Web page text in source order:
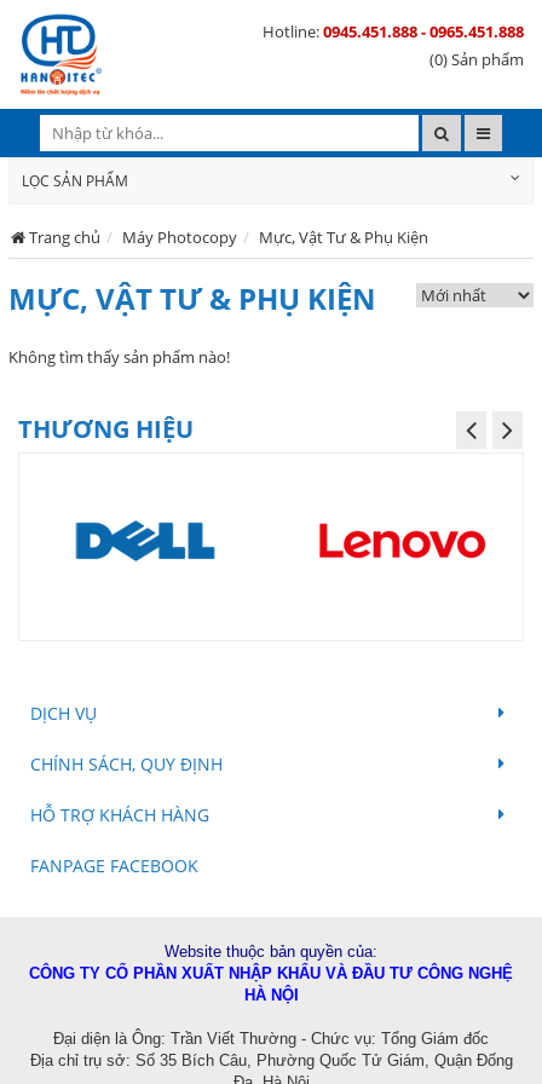
Hotline:0945.451.888 - 0965.451.888
(0) Sản phẩm
LỌC SẢN PHẨM
Trang chủ Máy Photocopy Mực, Vật Tư & Phụ Kiện
MỰC, VẬT TƯ & PHỤ KIỆN
Không tìm thấy sản phẩm nào!
THƯƠNG HIỆU
DỊCH VỤ
CHÍNH SÁCH, QUY ĐỊNH
HỖ TRỢ KHÁCH HÀNG
FANPAGE FACEBOOK
Website thuộc bản quyền của:
CÔNG TY CỔ PHẦN XUẤT NHẬP KHẨU VÀ ĐẦU TƯ CÔNG NGHỆ
HÀ NỘI
Đại diện là Ông: Trần Viết Thường - Chức vụ: Tổng Giám đốc
Địa chỉ trụ sở: Số 35 Bích Câu, Phường Quốc Tử Giám, Quận Đống